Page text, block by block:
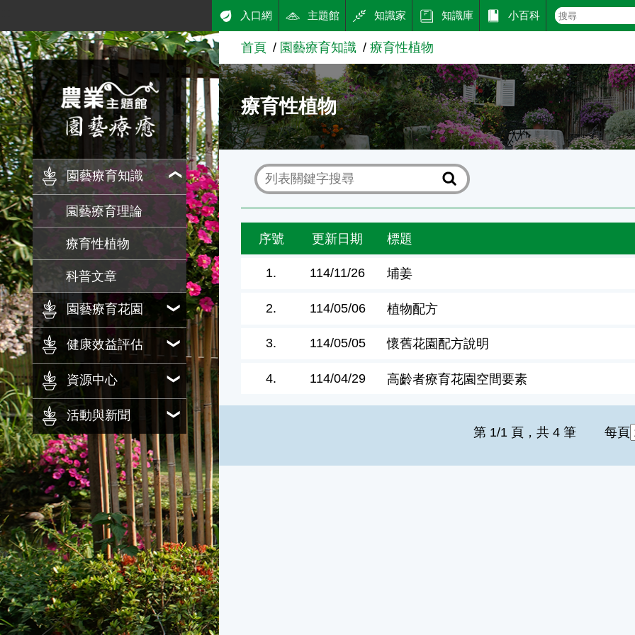
跳到主要內容
農業知識入口網
園藝療育知識
園藝療育理論
療育性植物
科普文章
園藝療育花園
健康效益評估
資源中心
活動與新聞
入口網 主題館 知識家 知識庫 小百科
首頁 園藝療育知識 療育性植物
療育性植物
序號 更新日期 標題
1. 114/11/26 埔姜
2. 114/05/06 植物配方
3. 114/05/05 懷舊花園配方說明
4. 114/04/29 高齡者療育花園空間要素
第 1/1 頁，共 4 筆 每頁